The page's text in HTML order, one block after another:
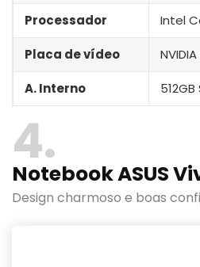
Processador ‎Intel
Placa de vídeo
A. Interno 512GB
4
Notebook ASUS
Design charmoso e boas